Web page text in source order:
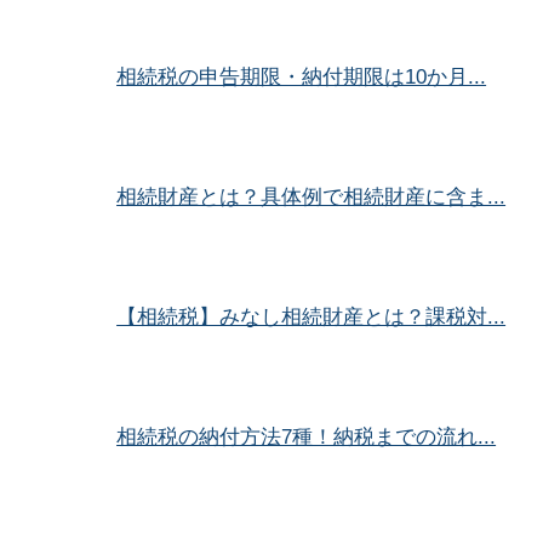
相続税の申告期限・納付期限は10か月...
相続財産とは？具体例で相続財産に含ま...
【相続税】みなし相続財産とは？課税対...
相続税の納付方法7種！納税までの流れ...